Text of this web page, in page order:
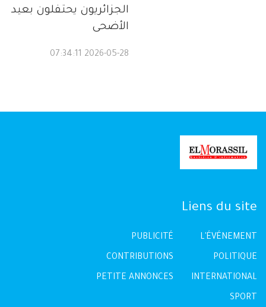
الجزائريون يحتفلون بعيد
الأضحى
2026-05-28 07:34:11
Liens du site
L'ÉVÉNEMENT
POLITIQUE
INTERNATIONAL
SPORT
PUBLICITÉ
CONTRIBUTIONS
PETITE ANNONCES